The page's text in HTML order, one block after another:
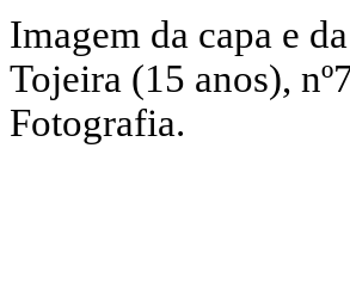
Imagem da capa e
Tojeira (15 anos),
Fotografia.